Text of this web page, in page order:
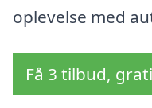
oplevelse med
Få 3 tilbud,